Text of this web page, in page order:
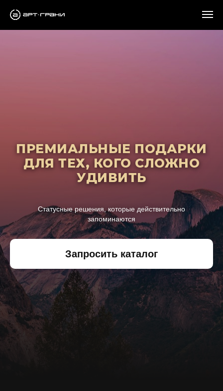
ПРЕМИАЛЬНЫЕ ПОДАРКИ
ДЛЯ ТЕХ, КОГО СЛОЖНО
УДИВИТЬ
Статусные решения, которые действительно
запоминаются
Запросить каталог